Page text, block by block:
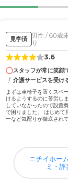
介護医療サ
近隣環境や
こちらの住ま
料金費用に
長くお世話
頃であると思
見学済
男性 / 60歳
り
3.6
スタッフが常に笑顔
介護サービスを受け
まずは車椅子を置くスペ
けるようするのに苦労し
していなかったので設置
で困りました。 はじめて
ーなど気配りが徹底され
ニチイホー
ミ・